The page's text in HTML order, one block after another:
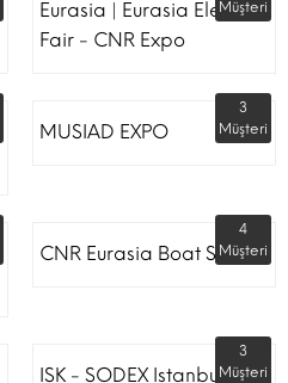
Eurasia | Eurasia Elevator
Fair - CNR Expo
Müşteri
MUSIAD EXPO
3
Müşteri
CNR Eurasia Boat Show
4
Müşteri
ISK - SODEX Istanbul
3
Müşteri